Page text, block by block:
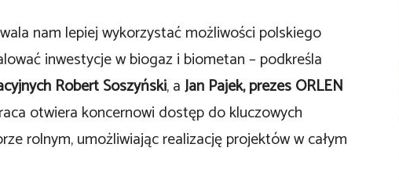
nam lepiej wykorzystać możliwości polskiego
inwestycje w biogaz i biometan – podkreśla
Robert Soszyński, aJan Pajek, prezes ORLEN
otwiera koncernowi dostęp do kluczowych
rolnym, umożliwiając realizację projektów w całym